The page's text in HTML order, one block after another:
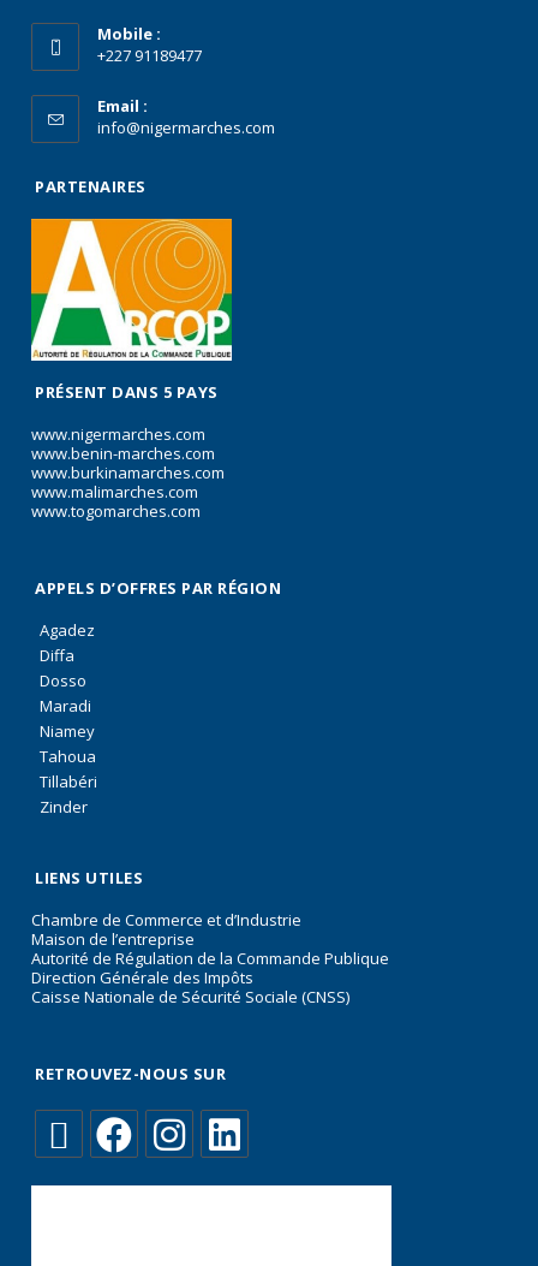
Mobile :
+227 91189477
Email :
info@nigermarches.com
PARTENAIRES
PRÉSENT DANS 5 PAYS
www.nigermarches.com
www.benin-marches.com
www.burkinamarches.com
www.malimarches.com
www.togomarches.com
APPELS D’OFFRES PAR RÉGION
Agadez
Diffa
Dosso
Maradi
Niamey
Tahoua
Tillabéri
Zinder
LIENS UTILES
Chambre de Commerce et d’Industrie
Maison de l’entreprise
Autorité de Régulation de la Commande Publique
Direction Générale des Impôts
Caisse Nationale de Sécurité Sociale (CNSS)
RETROUVEZ-NOUS SUR